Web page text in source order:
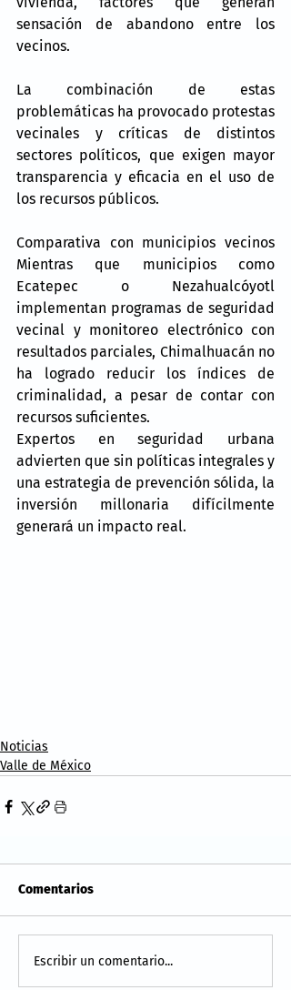
sensación de abandono entre los
vecinos.
La combinación de estas
problemáticas ha provocado protestas
vecinales y críticas de distintos
sectores políticos, que exigen mayor
transparencia y eficacia en el uso de
los recursos públicos.
Comparativa con municipios vecinos
Mientras que municipios como
Ecatepec o Nezahualcóyotl
implementan programas de seguridad
vecinal y monitoreo electrónico con
resultados parciales, Chimalhuacán no
ha logrado reducir los índices de
criminalidad, a pesar de contar con
recursos suficientes.
Expertos en seguridad urbana
advierten que sin políticas integrales y
una estrategia de prevención sólida, la
inversión millonaria difícilmente
generará un impacto real.
Noticias
Valle de México
Comentarios
Escribir un comentario...